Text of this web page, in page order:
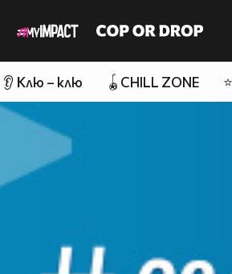
👂 Клю – клю 🪀CHILL ZONE